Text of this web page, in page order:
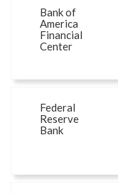
Bank of
America
Financial
Center
Federal
Reserve
Bank